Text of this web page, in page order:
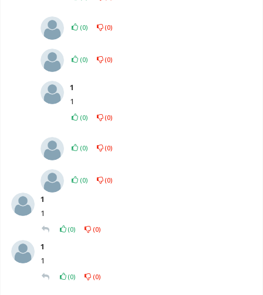
(0) (0)
(0) (0)
1
1
(0) (0)
(0) (0)
(0) (0)
1
1
(0) (0)
1
1
(0) (0)